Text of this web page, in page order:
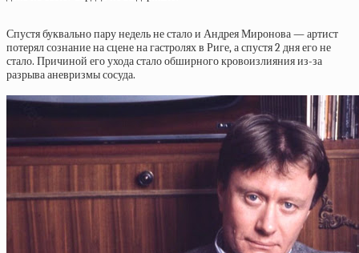
Спустя буквально пару недель не стало и Андрея Миронова — артист
потерял сознание на сцене на гастролях в Риге, а спустя 2 дня его не
стало. Причиной его ухода стало обширного кровоизлияния из-за
разрыва аневризмы сосуда.